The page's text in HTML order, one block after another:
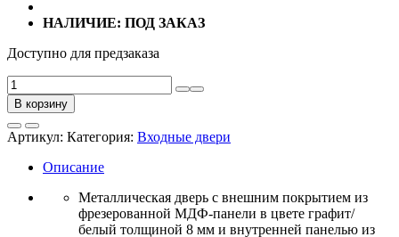
НАЛИЧИЕ: ПОД ЗАКАЗ
Доступно для предзаказа
Количество
товара
Дверь
металл.
Гарда
МДФ/
ЗЕРКАЛО
В корзину
Артикул: Категория: Входные двери
Описание
Металлическая дверь с внешним покрытием из
фрезерованной МДФ-панели в цвете графит/
белый толщиной 8 мм и внутренней панелью из